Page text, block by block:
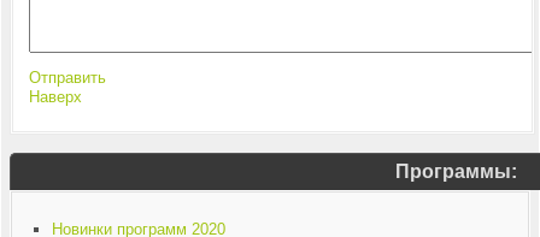
Отправить
Наверх
Программы:
Новинки программ 2020